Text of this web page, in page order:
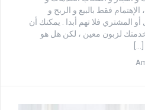
فقط بالبيع و الربح و
المشتري فلا تهم أبدا . يمكنك أن
لزبون معين ، لكن هل هو